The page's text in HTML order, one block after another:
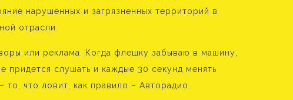
нарушенных и загрязненных территорий в
отрасли.
или реклама. Когда флешку забываю в машину,
придется слушать и каждые 30 секунд менять
что ловит, как правило – Авторадио.